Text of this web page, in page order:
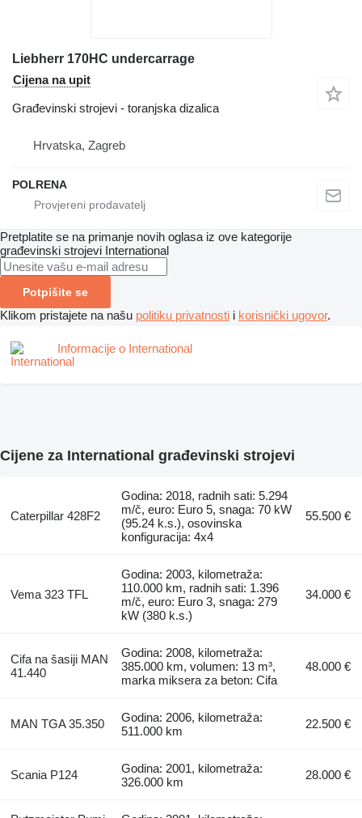
Liebherr 170HC undercarrage
Cijena na upit
Građevinski strojevi - toranjska dizalica
Hrvatska, Zagreb
POLRENA
Pretplatite se na primanje novih oglasa iz ove kategorije
građevinski strojevi International
Potpišite se
Klikom pristajete na našu politiku privatnosti i korisnički ugovor.
Informacije o International
Cijene za International građevinski strojevi
Caterpillar 428F2
Godina: 2018, radnih sati: 5.294
m/č, euro: Euro 5, snaga: 70 kW
(95.24 k.s.), osovinska
konfiguracija: 4x4
55.500 €
Vema 323 TFL
Godina: 2003, kilometraža:
110.000 km, radnih sati: 1.396
m/č, euro: Euro 3, snaga: 279
kW (380 k.s.)
34.000 €
Cifa na šasiji MAN
41.440
Godina: 2008, kilometraža:
385.000 km, volumen: 13 m³,
marka miksera za beton: Cifa
48.000 €
MAN TGA 35.350
Godina: 2006, kilometraža:
511.000 km
22.500 €
Scania P124
Godina: 2001, kilometraža:
326.000 km
28.000 €